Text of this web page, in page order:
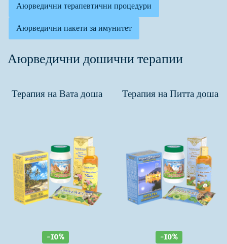
Аюрведични терапевтични процедури
Аюрведични пакети за имунитет
Аюрведични дошични терапии
Терапия на Вата доша
-10%
Терапия на Питта доша
-10%